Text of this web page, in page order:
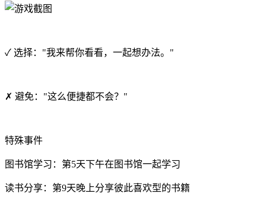
✓ 选择："我来帮你看看，一起想办法。"
✗ 避免："这么便捷都不会？"
特殊事件
图书馆学习：第5天下午在图书馆一起学习
读书分享：第9天晚上分享彼此喜欢型的书籍